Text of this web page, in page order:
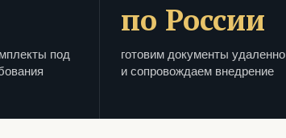
под
по России
готовим документы удаленно
и сопровождаем внедрение